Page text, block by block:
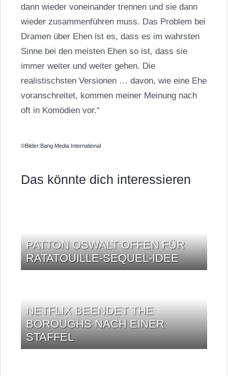
dann wieder voneinander trennen und sie dann
wieder zusammenführen muss. Das Problem bei
Dramen über Ehen ist es, dass es im wahrsten
Sinne bei den meisten Ehen so ist, dass sie
immer weiter und weiter gehen. Die
realistischsten Versionen … davon, wie eine Ehe
voranschreitet, kommen meiner Meinung nach
oft in Komödien vor.“
©Bilder:Bang Media International
Das könnte dich interessieren
PATTON OSWALT OFFEN FÜR
RATATOUILLE-SEQUEL-IDEE
NETFLIX BEENDET THE
BOROUGHS NACH EINER
STAFFEL